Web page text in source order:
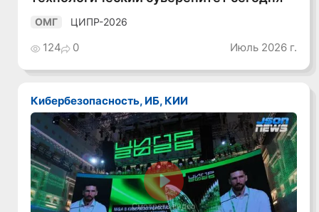
ОМГ ЦИПР-2026
124 0 Июль 2026 г.
Кибербезопасность, ИБ, КИИ
Смотреть видео